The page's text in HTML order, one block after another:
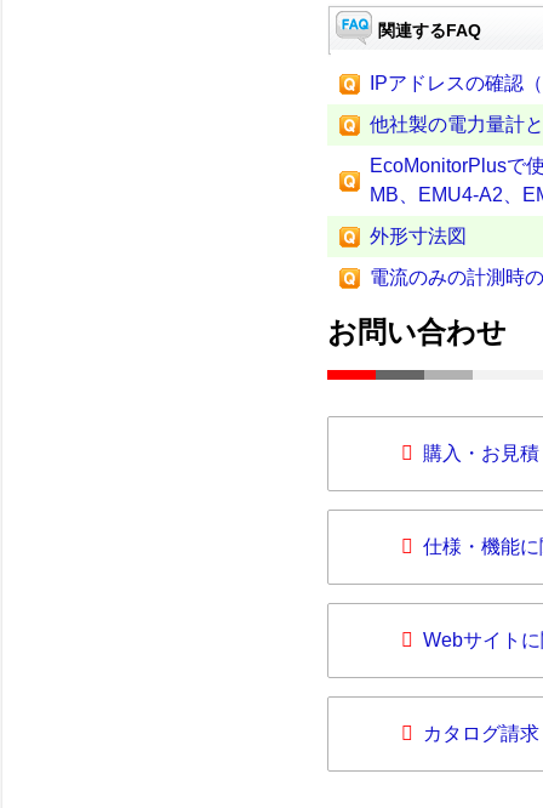
関連するFAQ
IPアドレスの確認
他社製の電力量計
EcoMonitorPlusで
MB、EMU4-A2、
外形寸法図
電流のみの計測時
お問い合わせ
購入・お見
仕様・機能
Webサイト
カタログ請求